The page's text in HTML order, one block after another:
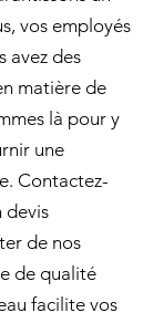
vos employés
avez des
matière de
là pour y
une
Contactez-
devis
de nos
de qualité
facilite vos